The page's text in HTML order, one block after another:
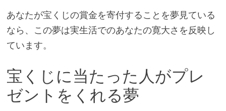
あなたが宝くじの賞金を寄付することを夢見ている
なら、この夢は実生活でのあなたの寛大さを反映し
ています。
宝くじに当たった人がプレ
ゼントをくれる夢